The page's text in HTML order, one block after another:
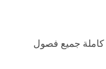
جميع فصول